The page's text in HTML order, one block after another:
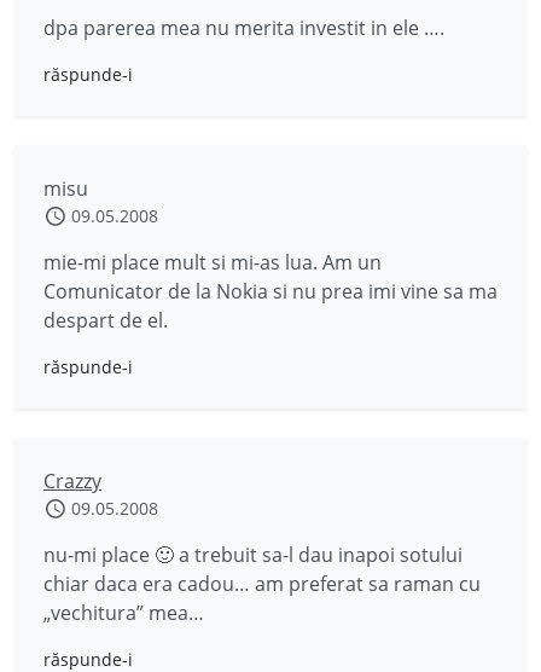
dpa parerea mea nu merita investit in ele ….
răspunde-i
misu
09.05.2008
mie-mi place mult si mi-as lua. Am un
Comunicator de la Nokia si nu prea imi vine sa ma
despart de el.
răspunde-i
Crazzy
09.05.2008
nu-mi place 🙂 a trebuit sa-l dau inapoi sotului
chiar daca era cadou… am preferat sa raman cu
„vechitura” mea…
răspunde-i